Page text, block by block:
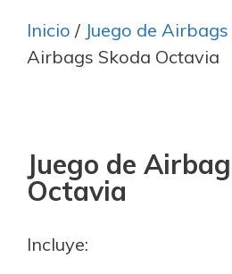
Inicio / Juego de Airbags
Airbags Skoda Octavia
Juego de
Octavia
Incluye: